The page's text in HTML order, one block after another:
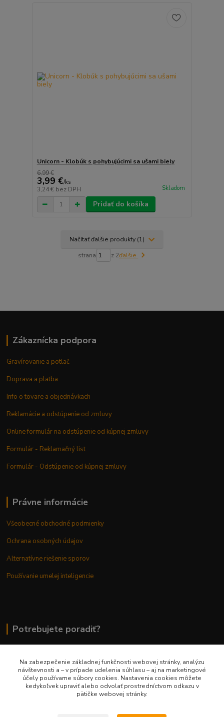
Unicorn - Klobúk s pohybujúcimi sa ušami biely
6,99 €
3,99 €/ks
3,24 € bez DPH Skladom
Pridať do košíka
Načítať ďalšie produkty (1)
strana z 2ďalšie
Zákaznícka podpora
Gravírovanie a potlač
Doprava a platba
Info o tovare a objednávkach
Reklamácie a odstúpenie od zmluvy
Online formulár na odstúpenie od kúpnej zmluvy
Formulár - Reklamačný list
Formulár - Odstúpenie od kúpnej zmluvy
Právne informácie
Všeobecné obchodné podmienky
Ochrana osobných údajov
Alternatívne riešenie sporov
Používanie umelej inteligencie
Potrebujete poradiť?
0948 236 042
info@margaretkashop.sk
Na zabezpečenie základnej funkčnosti webovej stránky, analýzu
návštevnosti a – v prípade udelenia súhlasu – aj na marketingové
účely používame súbory cookies. Nastavenia cookies môžete
kedykoľvek upraviť alebo odvolať prostredníctvom odkazu v
pätičke webovej stránky.